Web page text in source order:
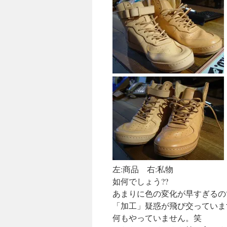
左:商品 右:私物
如何でしょう??
あまりに色の変化が早すぎるの
「加工」疑惑が飛び交っていま
何もやっていません。笑